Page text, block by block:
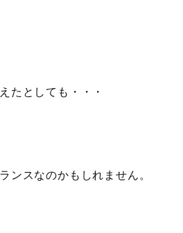
たとしても・・・
ンスなのかもしれません。